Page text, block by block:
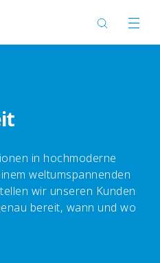
in hochmoderne
weltumspannenden
wir unseren Kunden
bereit, wann und wo